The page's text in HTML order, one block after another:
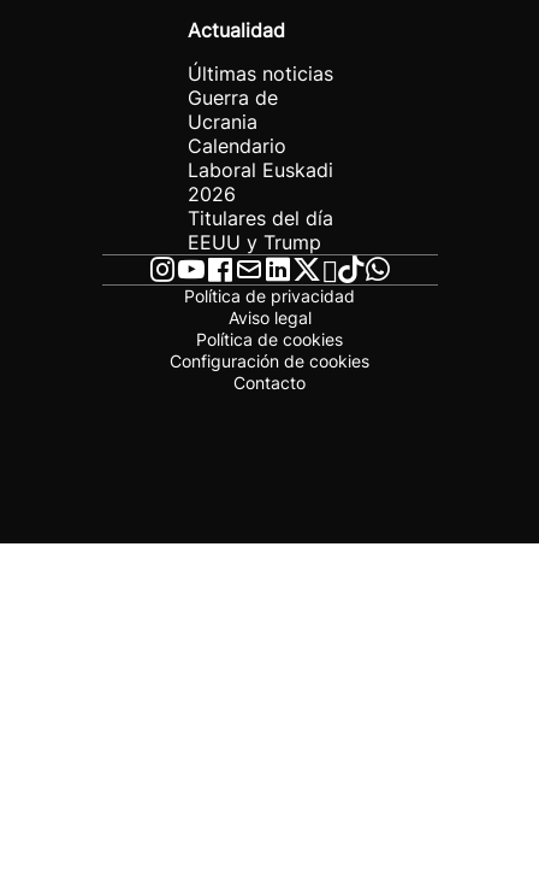
Actualidad
Últimas noticias
Guerra de
Ucrania
Calendario
Laboral Euskadi
2026
Titulares del día
EEUU y Trump
Política de privacidad
Aviso legal
Política de cookies
Configuración de cookies
Contacto